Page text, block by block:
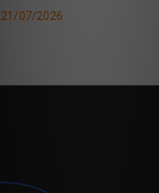
21/07/2026